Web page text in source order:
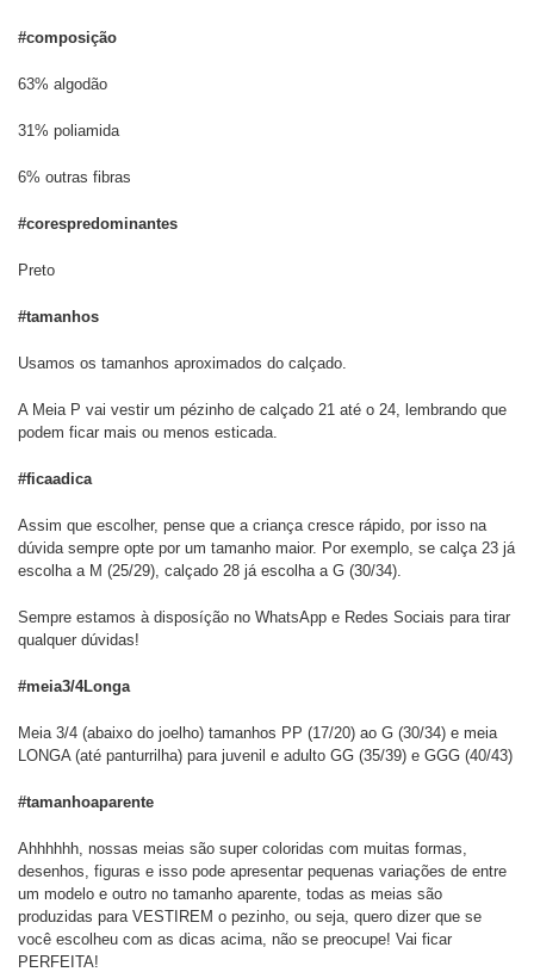
#composição
63% algodão
31% poliamida
6% outras fibras
#corespredominantes
Preto
#tamanhos
Usamos os tamanhos aproximados do calçado.
A Meia P vai vestir um pézinho de calçado 21 até o 24, lembrando que
podem ficar mais ou menos esticada.
#ficaadica
Assim que escolher, pense que a criança cresce rápido, por isso na
dúvida sempre opte por um tamanho maior. Por exemplo, se calça 23 já
escolha a M (25/29), calçado 28 já escolha a G (30/34).
Sempre estamos à disposíção no WhatsApp e Redes Sociais para tirar
qualquer dúvidas!
#meia3/4Longa
Meia 3/4 (abaixo do joelho) tamanhos PP (17/20) ao G (30/34) e meia
LONGA (até panturrilha) para juvenil e adulto GG (35/39) e GGG (40/43)
#tamanhoaparente
Ahhhhhh, nossas meias são super coloridas com muitas formas,
desenhos, figuras e isso pode apresentar pequenas variações de entre
um modelo e outro no tamanho aparente, todas as meias são
produzidas para VESTIREM o pezinho, ou seja, quero dizer que se
você escolheu com as dicas acima, não se preocupe! Vai ficar
PERFEITA!